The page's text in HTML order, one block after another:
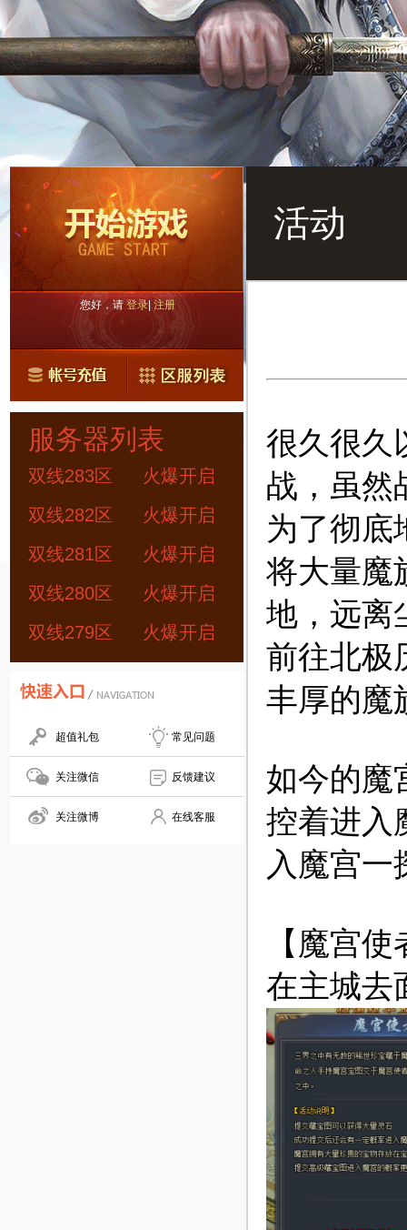
您好，请登录|注册
服务器列表
双线283区
火爆开启
双线282区
火爆开启
双线281区
火爆开启
双线280区
火爆开启
双线279区
火爆开启
超值礼包 常见问题
关注微信 反馈建议
关注微博 在线客服
活动
很久很久
战，虽然
为了彻底
将大量魔
地，远离
前往北极
丰厚的魔
如今的魔
控着进入
入魔宫一
【魔宫使
在主城去